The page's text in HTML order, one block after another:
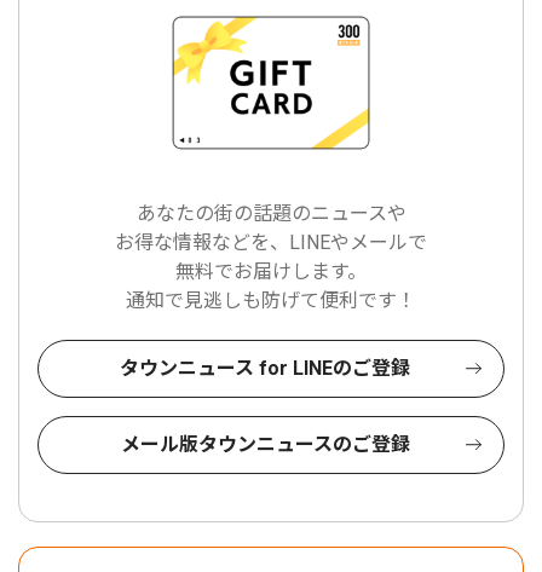
あなたの街の話題のニュースや
お得な情報などを、LINEやメールで
無料でお届けします。
通知で見逃しも防げて便利です！
タウンニュース for LINEのご登録
メール版タウンニュースのご登録